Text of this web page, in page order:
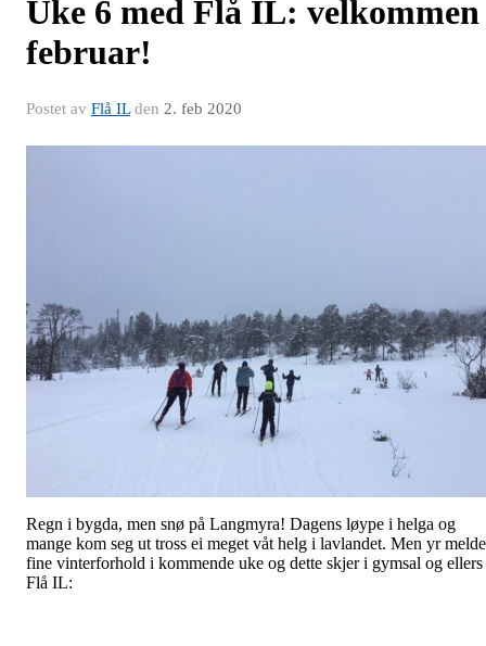
Uke 6 med Flå IL: velkommen
februar!
Postet av Flå ILden 2. feb 2020
Regn i bygda, men snø på Langmyra! Dagens løype i helga og
mange kom seg ut tross ei meget våt helg i lavlandet. Men yr
fine vinterforhold i kommende uke og dette skjer i gymsal og
Flå IL: